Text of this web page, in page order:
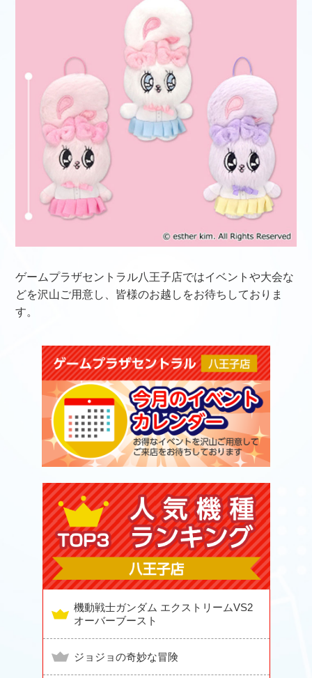
ゲームプラザセントラル八王子店ではイベントや大会な
どを沢山ご用意し、皆様のお越しをお待ちしておりま
す。
機動戦士ガンダム エクストリームVS2
オーバーブースト
ジョジョの奇妙な冒険